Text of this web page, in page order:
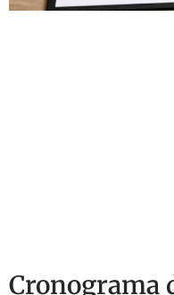
Cronograma